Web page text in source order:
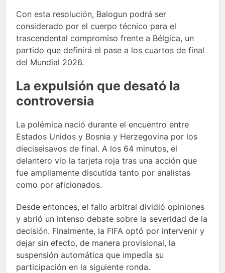
Con esta resolución, Balogun podrá ser
considerado por el cuerpo técnico para el
trascendental compromiso frente a Bélgica, un
partido que definirá el pase a los cuartos de final
del Mundial 2026.
La expulsión que desató la
controversia
La polémica nació durante el encuentro entre
Estados Unidos y Bosnia y Herzegovina por los
dieciseisavos de final. A los 64 minutos, el
delantero vio la tarjeta roja tras una acción que
fue ampliamente discutida tanto por analistas
como por aficionados.
Desde entonces, el fallo arbitral dividió opiniones
y abrió un intenso debate sobre la severidad de la
decisión. Finalmente, la FIFA optó por intervenir y
dejar sin efecto, de manera provisional, la
suspensión automática que impedía su
participación en la siguiente ronda.